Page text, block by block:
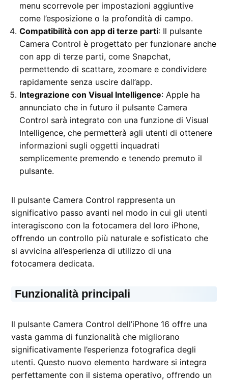
menu scorrevole per impostazioni aggiuntive
come l’esposizione o la profondità di campo.
Compatibilità con app di terze parti: Il pulsante
Camera Control è progettato per funzionare anche
con app di terze parti, come Snapchat,
permettendo di scattare, zoomare e condividere
rapidamente senza uscire dall’app.
Integrazione con Visual Intelligence: Apple ha
annunciato che in futuro il pulsante Camera
Control sarà integrato con una funzione di Visual
Intelligence, che permetterà agli utenti di ottenere
informazioni sugli oggetti inquadrati
semplicemente premendo e tenendo premuto il
pulsante.
Il pulsante Camera Control rappresenta un
significativo passo avanti nel modo in cui gli utenti
interagiscono con la fotocamera del loro iPhone,
offrendo un controllo più naturale e sofisticato che
si avvicina all’esperienza di utilizzo di una
fotocamera dedicata.
Funzionalità principali
Il pulsante Camera Control dell’iPhone 16 offre una
vasta gamma di funzionalità che migliorano
significativamente l’esperienza fotografica degli
utenti. Questo nuovo elemento hardware si integra
perfettamente con il sistema operativo, offrendo un